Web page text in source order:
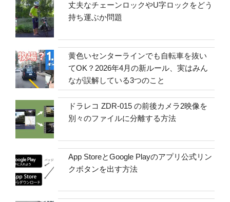
丈夫なチェーンロックやU字ロックをどう
持ち運ぶか問題
黄色いセンターラインでも自転車を抜い
てOK？2026年4月の新ルール、実はみん
なが誤解している3つのこと
ドラレコ ZDR-015 の前後カメラ2映像を
別々のファイルに分離する方法
App StoreとGoogle Playのアプリ公式リン
クボタンを出す方法